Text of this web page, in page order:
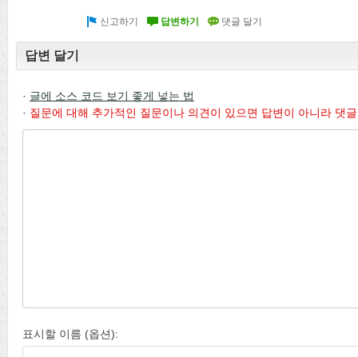
답변 달기
· 글에 소스 코드 보기 좋게 넣는 법
· 질문에 대해 추가적인 질문이나 의견이 있으면 답변이 아니라 댓
표시할 이름 (옵션):